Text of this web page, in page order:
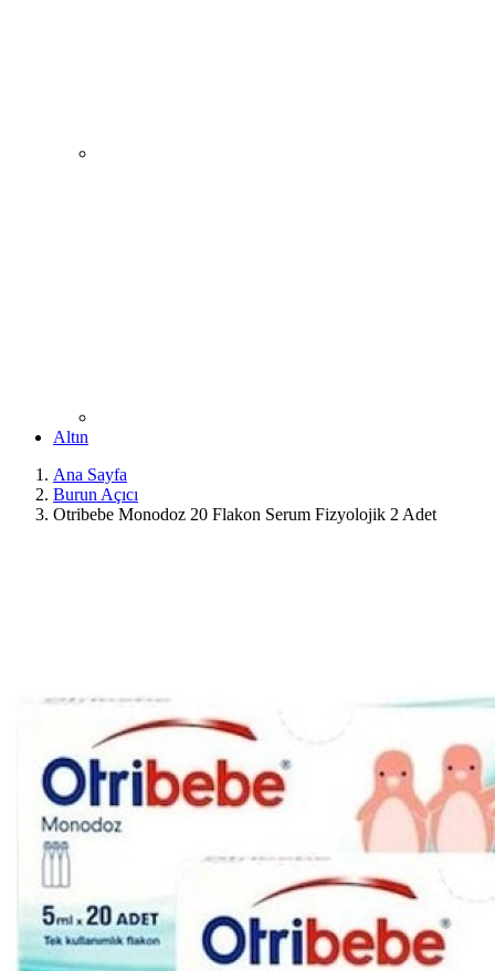
Altın
Ana Sayfa
Burun Açıcı
Otribebe Monodoz 20 Flakon Serum Fizyolojik 2 Adet